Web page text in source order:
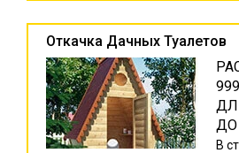
Откачка Дачных Туалетов
ДО
В